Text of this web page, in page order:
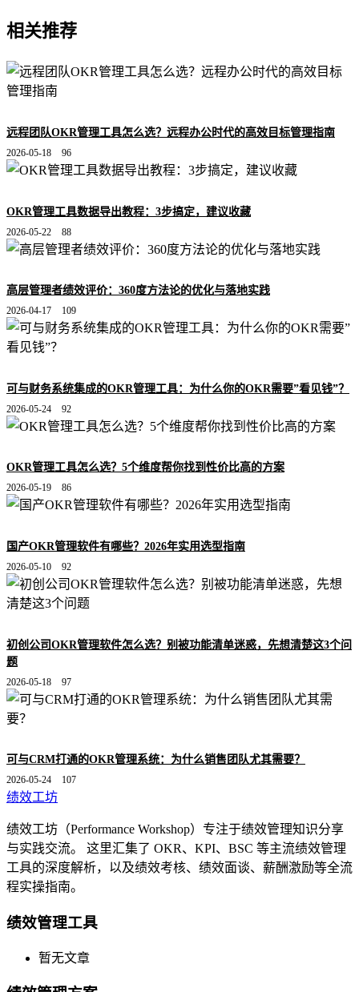
相关推荐
远程团队OKR管理工具怎么选？远程办公时代的高效目标管理指南
2026-05-18 96
OKR管理工具数据导出教程：3步搞定，建议收藏
2026-05-22 88
高层管理者绩效评价：360度方法论的优化与落地实践
2026-04-17 109
可与财务系统集成的OKR管理工具：为什么你的OKR需要”看见钱”？
2026-05-24 92
OKR管理工具怎么选？5个维度帮你找到性价比高的方案
2026-05-19 86
国产OKR管理软件有哪些？2026年实用选型指南
2026-05-10 92
初创公司OKR管理软件怎么选？别被功能清单迷惑，先想清楚这3个问
题
2026-05-18 97
可与CRM打通的OKR管理系统：为什么销售团队尤其需要？
2026-05-24 107
绩效工坊
绩效工坊（Performance Workshop）专注于绩效管理知识分享
与实践交流。 这里汇集了 OKR、KPI、BSC 等主流绩效管理
工具的深度解析，以及绩效考核、绩效面谈、薪酬激励等全流
程实操指南。
绩效管理工具
暂无文章